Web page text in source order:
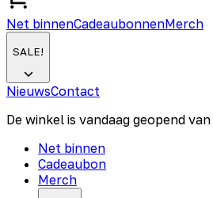
Net binnenCadeaubonnenMerch
SALE!
NieuwsContact
De winkel is vandaag geopend van
Net binnen
Cadeaubon
Merch